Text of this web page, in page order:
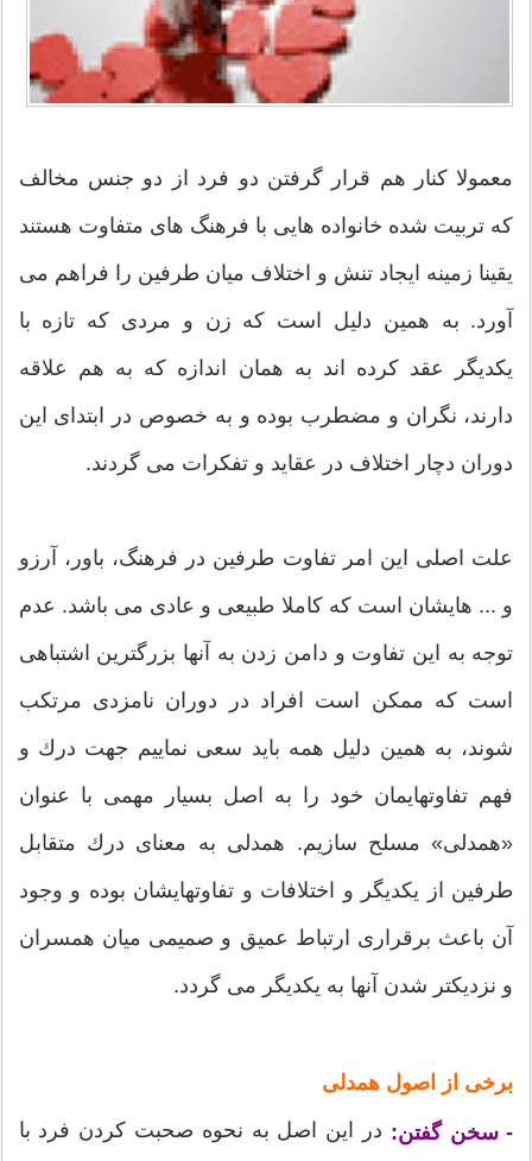
معمولا كنار هم قرار گرفتن دو فرد از دو جنس مخالف
كه تربیت شده خانواده هایی با فرهنگ های متفاوت هستند
یقینا زمینه ایجاد تنش و اختلاف میان طرفین را فراهم می
آورد. به همین دلیل است كه زن و مردی كه تازه با
یكدیگر عقد كرده اند به همان اندازه كه به هم علاقه
دارند، نگران و مضطرب بوده و به خصوص در ابتدای این
دوران دچار اختلاف در عقاید و تفكرات می گردند.
علت اصلی این امر تفاوت طرفین در فرهنگ، باور، آرزو
و ... هایشان است كه كاملا طبیعی و عادی می باشد. عدم
توجه به این تفاوت و دامن زدن به آنها بزرگترین اشتباهی
است كه ممكن است افراد در دوران نامزدی مرتكب
شوند، به همین دلیل همه باید سعی نماییم جهت درك و
فهم تفاوتهایمان خود را به اصل بسیار مهمی با عنوان
«همدلی» مسلح سازیم. همدلی به معنای درك متقابل
طرفین از یكدیگر و اختلافات و تفاوتهایشان بوده و وجود
آن باعث برقراری ارتباط عمیق و صمیمی میان همسران
و نزدیكتر شدن آنها به یكدیگر می گردد.
برخی از اصول همدلی
- سخن گفتن: در این اصل به نحوه صحبت كردن فرد با